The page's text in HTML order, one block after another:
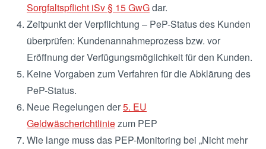
Sorgfaltspflicht iSv § 15 GwGdar.
Zeitpunkt der Verpflichtung – PeP-Status des Kunden
überprüfen: Kundenannahmeprozess bzw. vor
Eröffnung der Verfügungsmöglichkeit für den Kunden.
Keine Vorgaben zum Verfahren für die Abklärung des
PeP-Status.
Neue Regelungen der5. EU
Geldwäscherichtliniezum PEP
Wie lange muss das PEP-Monitoring bei „Nicht mehr